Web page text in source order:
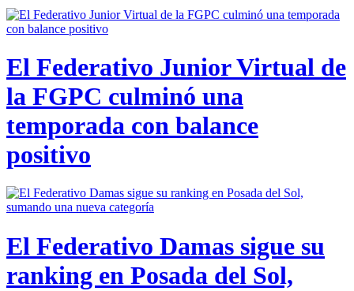
El Federativo Junior Virtual de
la FGPC culminó una
temporada con balance
positivo
El Federativo Damas sigue su
ranking en Posada del Sol,